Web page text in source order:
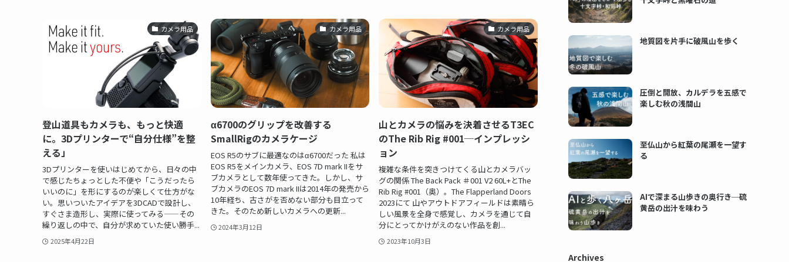
カメラ用品
登山道具もカメラも、もっと快適
に。3Dプリンターで“自分仕様”を整
える」
3Dプリンターを使いはじめてから、日々の中
で感じたちょっとした不便や「こうだったら
いいのに」を形にするのが楽しくて仕方がな
い。思いついたアイデアを3DCADで設計し、
すぐさま造形し、実際に使ってみる——その
繰り返しの中で、自分が求めていた使い勝手...
2025年4月22日
カメラ用品
α6700のグリップを改善する
SmallRigのカメラケージ
EOS R5のサブに最適なのはα6700だった 私は
EOS R5をメインカメラ、EOS 7D mark IIをサ
ブカメラとして数年使ってきた。しかし、サ
ブカメラのEOS 7D mark IIは2014年の発売から
10年経ち、古さがを否めない部分も目立って
きた。そのため新しいカメラへの更新...
2024年3月12日
カメラ用品
山とカメラの悩みを決着させるT3EC
のThe Rib Rig #001─インプレッシ
ョン
複雑な条件を突きつけてくる山とカメラバッ
グの関係 The Back Pack ＃001 V2 60L+とThe
Rib Rig #001（奥）。The Flapperland Doors
2023にて 山やアウトドアフィールドは素晴ら
しい風景を全身で感覚し、カメラを通じて自
分にとってかけがえのない作品を創...
2023年10月3日
地質図を片手に破風山を歩く
圧倒と開放、カルデラを五感で
楽しむ秋の浅間山
至仏山から紅葉の尾瀬を一望す
る
AIで深まる山歩きの奥行き─硫
黄岳の出汁を味わう
Archives